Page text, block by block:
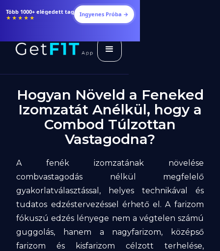
Több 1000+ elégedett tag
★★★★★ Ingyenes Próba →
Hogyan Növeld a Feneked
Izomzatát Anélkül, hogy a
Combod Túlzottan
Vastagodna?
A fenék izomzatának növelése
combvastagodás nélkül megfelelő
gyakorlatválasztással, helyes technikával és
tudatos edzéstervezéssel érhető el. A farizom
fókuszú edzés lényege nem a végtelen számú
guggolás, hanem a nagyfarizom, középső
farizom és kisfarizom célzott terhelése,